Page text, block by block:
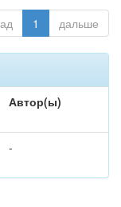
1 дальше
Автор(ы)
-